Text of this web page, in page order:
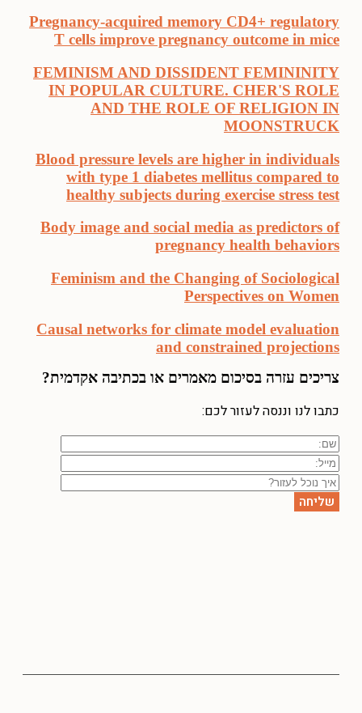
Pregnancy-acquired memory CD4+ regulatory
T cells improve pregnancy outcome in mice
FEMINISM AND DISSIDENT FEMININITY
IN POPULAR CULTURE. CHER'S ROLE
AND THE ROLE OF RELIGION IN
MOONSTRUCK
Blood pressure levels are higher in individuals
with type 1 diabetes mellitus compared to
healthy subjects during exercise stress test
Body image and social media as predictors of
pregnancy health behaviors
Feminism and the Changing of Sociological
Perspectives on Women
Causal networks for climate model evaluation
and constrained projections
צריכים עזרה בסיכום מאמרים או בכתיבה אקדמית?
כתבו לנו וננסה לעזור לכם: